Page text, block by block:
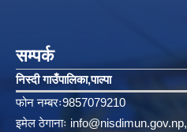
सम्पर्क
निस्दी गाउँपालिका‚पाल्पा
फोन नम्बरः9857079210
इमेल ठेगानाः info@nisdimun.gov.np,